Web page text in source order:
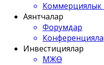
Коммерциялык
Аянтчалар
Форумдар
Инвестициялар
МЖӨ